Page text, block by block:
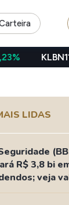
R$ 18,01
LIDAS
R$ 3,8 bi
veja